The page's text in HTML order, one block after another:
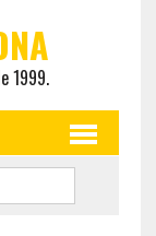
1999.